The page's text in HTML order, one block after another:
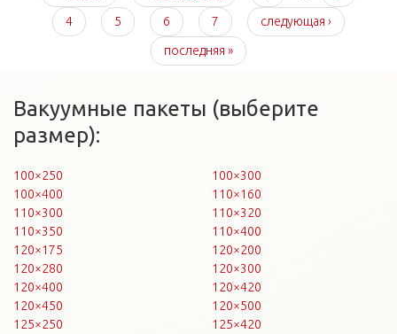
4 5 6 7 следующая ›
последняя »
Вакуумные пакеты (выберите
размер):
100×250
100×300
100×400
110×160
110×300
110×320
110×350
110×400
120×175
120×200
120×280
120×300
120×400
120×420
120×450
120×500
125×250
125×420